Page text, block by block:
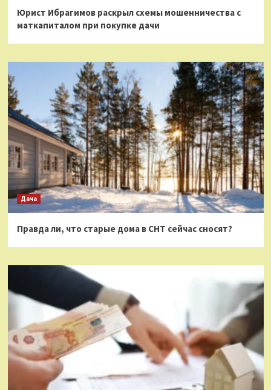
Юрист Ибрагимов раскрыл схемы мошенничества с
маткапиталом при покупке дачи
Дача
Правда ли, что старые дома в СНТ сейчас сносят?